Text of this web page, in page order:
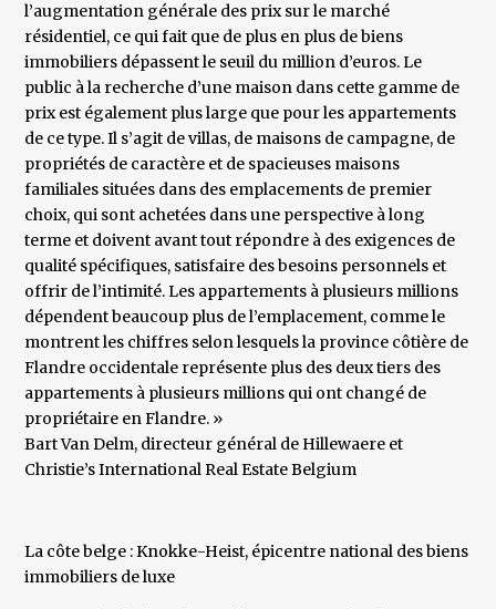
l’augmentation générale des prix sur le marché
résidentiel, ce qui fait que de plus en plus de biens
immobiliers dépassent le seuil du million d’euros. Le
public à la recherche d’une maison dans cette gamme de
prix est également plus large que pour les appartements
de ce type. Il s’agit de villas, de maisons de campagne, de
propriétés de caractère et de spacieuses maisons
familiales situées dans des emplacements de premier
choix, qui sont achetées dans une perspective à long
terme et doivent avant tout répondre à des exigences de
qualité spécifiques, satisfaire des besoins personnels et
offrir de l’intimité. Les appartements à plusieurs millions
dépendent beaucoup plus de l’emplacement, comme le
montrent les chiffres selon lesquels la province côtière de
Flandre occidentale représente plus des deux tiers des
appartements à plusieurs millions qui ont changé de
propriétaire en Flandre. »
​Bart Van Delm, directeur général de Hillewaere et
Christie’s International Real Estate Belgium
La côte belge : Knokke-Heist, épicentre national des biens
immobiliers de luxe